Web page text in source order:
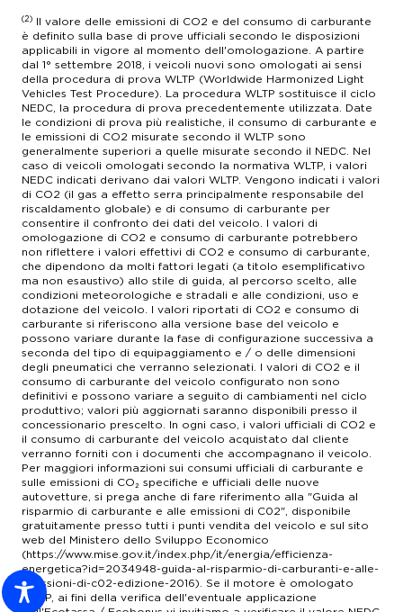
(2) Il valore delle emissioni di CO2 e del consumo di carburante
è definito sulla base di prove ufficiali secondo le disposizioni
applicabili in vigore al momento dell'omologazione. A partire
dal 1° settembre 2018, i veicoli nuovi sono omologati ai sensi
della procedura di prova WLTP (Worldwide Harmonized Light
Vehicles Test Procedure). La procedura WLTP sostituisce il ciclo
NEDC, la procedura di prova precedentemente utilizzata. Date
le condizioni di prova più realistiche, il consumo di carburante e
le emissioni di CO2 misurate secondo il WLTP sono
generalmente superiori a quelle misurate secondo il NEDC. Nel
caso di veicoli omologati secondo la normativa WLTP, i valori
NEDC indicati derivano dai valori WLTP. Vengono indicati i valori
di CO2 (il gas a effetto serra principalmente responsabile del
riscaldamento globale) e di consumo di carburante per
consentire il confronto dei dati del veicolo. I valori di
omologazione di CO2 e consumo di carburante potrebbero
non riflettere i valori effettivi di CO2 e consumo di carburante,
che dipendono da molti fattori legati (a titolo esemplificativo
ma non esaustivo) allo stile di guida, al percorso scelto, alle
condizioni meteorologiche e stradali e alle condizioni, uso e
dotazione del veicolo. I valori riportati di CO2 e consumo di
carburante si riferiscono alla versione base del veicolo e
possono variare durante la fase di configurazione successiva a
seconda del tipo di equipaggiamento e / o delle dimensioni
degli pneumatici che verranno selezionati. I valori di CO2 e il
consumo di carburante del veicolo configurato non sono
definitivi e possono variare a seguito di cambiamenti nel ciclo
produttivo; valori più aggiornati saranno disponibili presso il
concessionario prescelto. In ogni caso, i valori ufficiali di CO2 e
il consumo di carburante del veicolo acquistato dal cliente
verranno forniti con i documenti che accompagnano il veicolo.
Per maggiori informazioni sui consumi ufficiali di carburante e
sulle emissioni di CO₂ specifiche e ufficiali delle nuove
autovetture, si prega anche di fare riferimento alla "Guida al
risparmio di carburante e alle emissioni di C02", disponibile
gratuitamente presso tutti i punti vendita del veicolo e sul sito
web del Ministero dello Sviluppo Economico
(https://www.mise.gov.it/index.php/it/energia/efficienza-
energetica?id=2034948-guida-al-risparmio-di-carburanti-e-alle-
emissioni-di-c02-edizione-2016). Se il motore è omologato
WLTP, ai fini della verifica dell'eventuale applicazione